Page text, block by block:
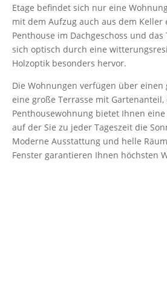
Etage befindet sich nur eine
mit dem Aufzug auch aus dem Keller
Penthouse im Dachgeschoss und
sich optisch durch eine
Holzoptik besonders hervor.
Die Wohnungen verfügen über einen
eine große Terrasse mit Gartenanteil,
Penthousewohnung bietet Ihnen
auf der Sie zu jeder Tageszeit die
Moderne Ausstattung und helle
Fenster garantieren Ihnen höchsten